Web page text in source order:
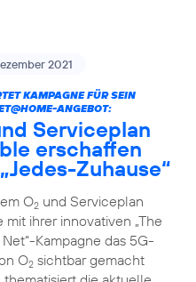
2021
KAMPAGNE FÜR SEIN
ANGEBOT:
Serviceplan
erschaffen
Zuhause“
O2und Serviceplan
mit ihrer innovativen „The
Kampagne das 5G-
O2sichtbar gemacht